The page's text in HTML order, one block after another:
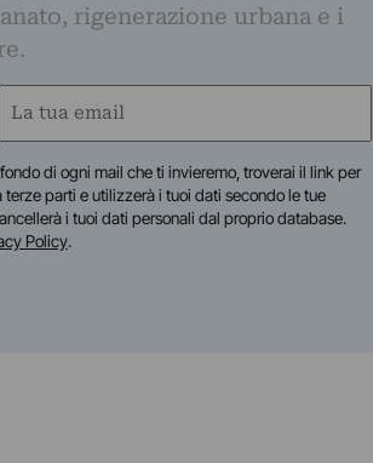
rigenerazione urbana e i
Email
di ogni mail che ti invieremo, troverai il link per
parti e utilizzerà i tuoi dati secondo le tue
i tuoi dati personali dal proprio database.
Policy.